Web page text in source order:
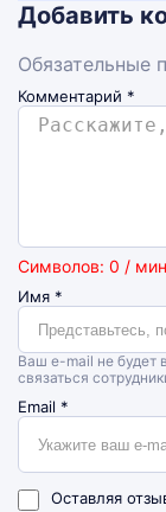
Добавить
Обязательные
Комментарий *
Символов: 0 /
Имя *
Ваш e-mail не будет
связаться
Email *
Оставляя